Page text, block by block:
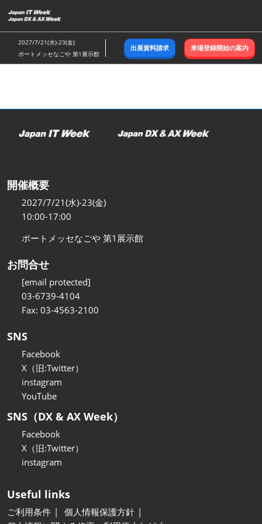
キ
ッ
し
む
2027/7/21(水)-23(金)
ポートメッセなごや 第1展示館
出展資料請求 来場登録開始の案内
開催概要
2027/7/21(水)-23(金)
10:00-17:00
ポートメッセなごや 第1展示館
お問合せ
[email protected]
03-6739-4104
Fax: 03-4563-2100
SNS
Facebook
X（旧:Twitter）
instagram
YouTube
SNS（DX & AX Week）
Facebook
X（旧:Twitter）
instagram
Useful links
ご利用条件
個人情報保護方針